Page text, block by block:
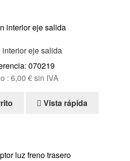
interior eje salida
070219
: 6,00 €sin IVA
Vista rápida